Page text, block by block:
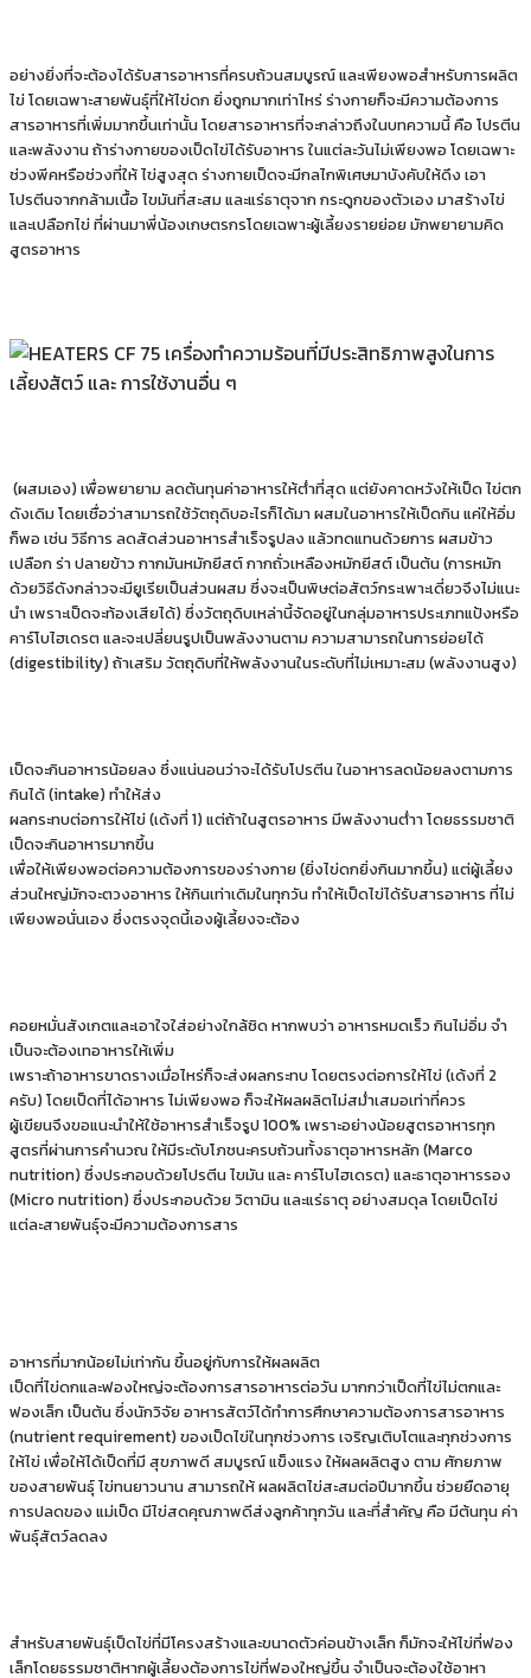
อย่างยิ่งที่จะต้องได้รับสารอาหารที่ครบถ้วนสมบูรณ์ และเพียงพอสําหรับการผลิต
ไข่ โดยเฉพาะสายพันธุ์ที่ให้ไข่ดก ยิ่งถูกมากเท่าไหร่ ร่างกายก็จะมีความต้องการ
สารอาหารที่เพิ่มมากขึ้นเท่านั้น โดยสารอาหารที่จะกล่าวถึงในบทความนี้ คือ โปรตีน
และพลังงาน ถ้าร่างกายของเป็ดไข่ได้รับอาหาร ในแต่ละวันไม่เพียงพอ โดยเฉพาะ
ช่วงพีคหรือช่วงที่ให้ ไข่สูงสุด ร่างกายเป็ดจะมีกลไกพิเศษมาบังคับให้ดึง เอา
โปรตีนจากกล้ามเนื้อ ไขมันที่สะสม และแร่ธาตุจาก กระดูกของตัวเอง มาสร้างไข่
และเปลือกไข่ ที่ผ่านมาพี่น้องเกษตรกรโดยเฉพาะผู้เลี้ยงรายย่อย มักพยายามคิด
สูตรอาหาร
(ผสมเอง) เพื่อพยายาม ลดต้นทุนค่าอาหารให้ต่ําที่สุด แต่ยังคาดหวังให้เป็ด ไข่ตก
ดังเดิม โดยเชื่อว่าสามารถใช้วัตถุดิบอะไรก็ได้มา ผสมในอาหารให้เป็ดกิน แค่ให้อิ่ม
ก็พอ เช่น วิธีการ ลดสัดส่วนอาหารสําเร็จรูปลง แล้วทดแทนด้วยการ ผสมข้าว
เปลือก ร่า ปลายข้าว กากมันหมักยีสต์ กากถั่วเหลืองหมักยีสต์ เป็นต้น (การหมัก
ด้วยวิธีดังกล่าวจะมียูเรียเป็นส่วนผสม ซึ่งจะเป็นพิษต่อสัตว์กระเพาะเดี่ยวจึงไม่แนะ
นํา เพราะเป็ดจะท้องเสียได้) ซึ่งวัตถุดิบเหล่านี้จัดอยู่ในกลุ่มอาหารประเภทแป้งหรือ
คาร์โบไฮเดรต และจะเปลี่ยนรูปเป็นพลังงานตาม ความสามารถในการย่อยได้
(digestibility) ถ้าเสริม วัตถุดิบที่ให้พลังงานในระดับที่ไม่เหมาะสม (พลังงานสูง)
เป็ดจะกินอาหารน้อยลง ซึ่งแน่นอนว่าจะได้รับโปรตีน ในอาหารลดน้อยลงตามการ
กินได้ (intake) ทําให้ส่ง
ผลกระทบต่อการให้ไข่ (เด้งที่ 1) แต่ถ้าในสูตรอาหาร มีพลังงานต่ําา โดยธรรมชาติ
เป็ดจะกินอาหารมากขึ้น
เพื่อให้เพียงพอต่อความต้องการของร่างกาย (ยิ่งไข่ดกยิ่งกินมากขึ้น) แต่ผู้เลี้ยง
ส่วนใหญ่มักจะตวงอาหาร ให้กินเท่าเดิมในทุกวัน ทําให้เป็ดไข่ได้รับสารอาหาร ที่ไม่
เพียงพอนั่นเอง ซึ่งตรงจุดนี้เองผู้เลี้ยงจะต้อง
คอยหมั่นสังเกตและเอาใจใส่อย่างใกล้ชิด หากพบว่า อาหารหมดเร็ว กินไม่อิ่ม จํา
เป็นจะต้องเทอาหารให้เพิ่ม
เพราะถ้าอาหารขาดรางเมื่อไหร่ก็จะส่งผลกระทบ โดยตรงต่อการให้ไข่ (เด้งที่ 2
ครับ) โดยเป็ดที่ได้อาหาร ไม่เพียงพอ ก็จะให้ผลผลิตไม่สม่ําเสมอเท่าที่ควร
ผู้เขียนจึงขอแนะนําให้ใช้อาหารสําเร็จรูป 100% เพราะอย่างน้อยสูตรอาหารทุก
สูตรที่ผ่านการคํานวณ ให้มีระดับโภชนะครบถ้วนทั้งธาตุอาหารหลัก (Marco
nutrition) ซึ่งประกอบด้วยโปรตีน ไขมัน และ คาร์โบไฮเดรต) และธาตุอาหารรอง
(Micro nutrition) ซึ่งประกอบด้วย วิตามิน และแร่ธาตุ อย่างสมดุล โดยเป็ดไข่
แต่ละสายพันธุ์จะมีความต้องการสาร
อาหารที่มากน้อยไม่เท่ากัน ขึ้นอยู่กับการให้ผลผลิต
เป็ดที่ไข่ดกและฟองใหญ่จะต้องการสารอาหารต่อวัน มากกว่าเป็ดที่ไข่ไม่ตกและ
ฟองเล็ก เป็นต้น ซึ่งนักวิจัย อาหารสัตว์ได้ทําการศึกษาความต้องการสารอาหาร
(nutrient requirement) ของเป็ดไข่ในทุกช่วงการ เจริญเติบโตและทุกช่วงการ
ให้ไข่ เพื่อให้ได้เป็ดที่มี สุขภาพดี สมบูรณ์ แข็งแรง ให้ผลผลิตสูง ตาม ศักยภาพ
ของสายพันธุ์ ไข่ทนยาวนาน สามารถให้ ผลผลิตไข่สะสมต่อปีมากขึ้น ช่วยยืดอายุ
การปลดของ แม่เป็ด มีไข่สดคุณภาพดีส่งลูกค้าทุกวัน และที่สําคัญ คือ มีต้นทุน ค่า
พันธุ์สัตว์ลดลง
สําหรับสายพันธุ์เป็ดไข่ที่มีโครงสร้างและขนาดตัวค่อนข้างเล็ก ก็มักจะให้ไข่ที่ฟอง
เล็กโดยธรรมชาติหากผู้เลี้ยงต้องการไข่ที่ฟองใหญ่ขึ้น จําเป็นจะต้องใช้อาหา